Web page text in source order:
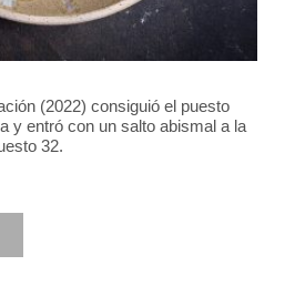
(2022) consiguió el puesto
y entró con un salto abismal a la
32.